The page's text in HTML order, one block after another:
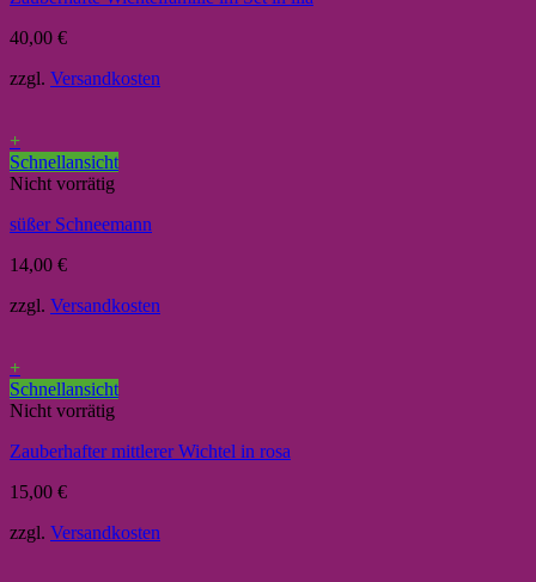
40,00 €
zzgl. Versandkosten
+
Schnellansicht
Nicht vorrätig
süßer Schneemann
14,00 €
zzgl. Versandkosten
+
Schnellansicht
Nicht vorrätig
Zauberhafter mittlerer Wichtel in rosa
15,00 €
zzgl. Versandkosten